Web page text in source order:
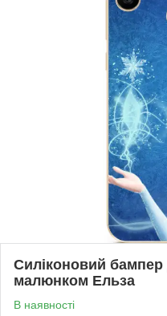
Силіконовий
малюнком Ельза
В наявності